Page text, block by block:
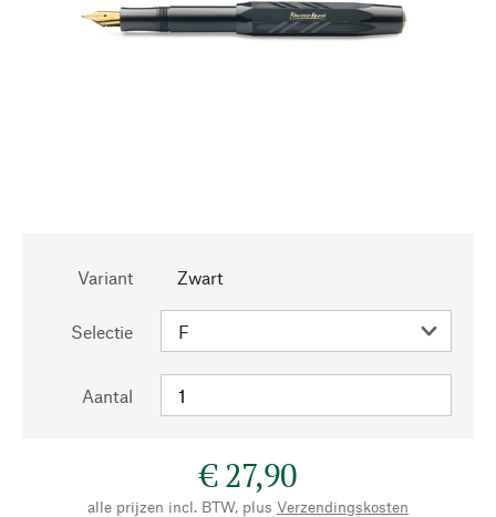
Variant Zwart
Selectie
Aantal
€ 27,90
alle prijzen incl. BTW, plus Verzendingskosten